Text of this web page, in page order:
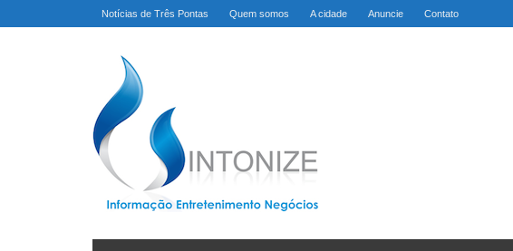
Notícias de Três Pontas Quem somos A cidade Anuncie Contato